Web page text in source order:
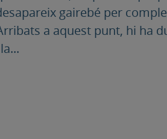
gairebé per
a aquest punt, hi ha